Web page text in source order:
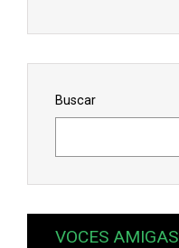
Buscar
VOCES AMIGAS